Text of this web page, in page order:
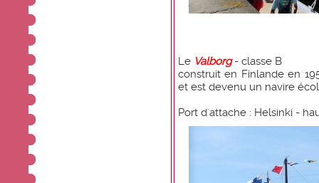
Le Valborg- classe B
construit en Finlande en
et est devenu un navire
Port d'attache : Helsinki -